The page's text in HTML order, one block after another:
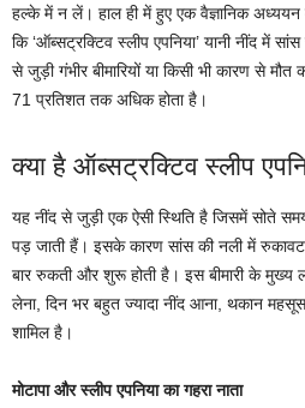
हल्के में न लें। हाल ही में हुए एक वैज्ञानिक
कि ‘ऑब्सट्रक्टिव स्लीप एपनिया’ यानी नींद में
से जुड़ी गंभीर बीमारियों या किसी भी कारण से मौत
71 प्रतिशत तक अधिक होता है।
क्या है ऑब्सट्रक्टिव स्लीप
यह नींद से जुड़ी एक ऐसी स्थिति है जिसमें सोते
पड़ जाती हैं। इसके कारण सांस की नली में
बार रुकती और शुरू होती है। इस बीमारी के मुख्य
लेना, दिन भर बहुत ज्यादा नींद आना, थकान
शामिल है।
मोटापा और स्लीप एपनिया का गहरा नाता